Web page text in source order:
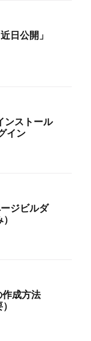
日公開」
ンストール
イン
ジビルダ
成方法